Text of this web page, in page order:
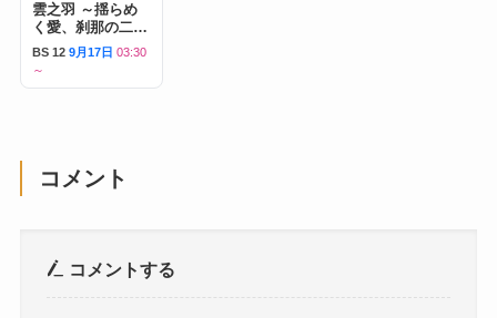
雲之羽 ～揺らめ
く愛、刹那の二人
～
BS 12 9月17日 03:30
～
コメント
コメントする